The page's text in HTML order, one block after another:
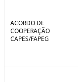
ACORDO DE
COOPERAÇÃO
CAPES/FAPEG